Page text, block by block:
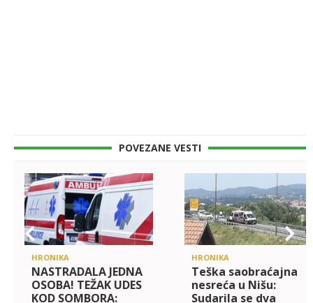
POVEZANE VESTI
HRONIKA
NASTRADALA JEDNA
OSOBA! TEŽAK UDES
KOD SOMBORA:
HRONIKA
Teška saobraćajna
nesreća u Nišu:
Sudarila se dva